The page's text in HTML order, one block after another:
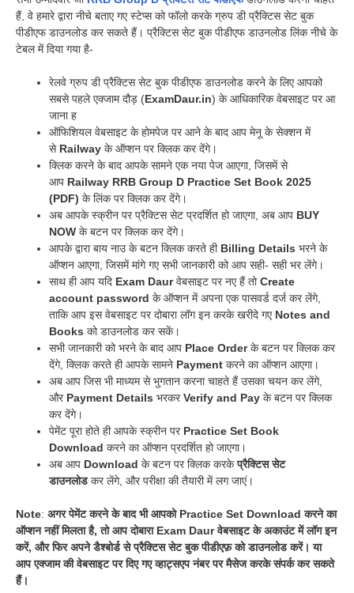
हैं, वे हमारे द्वारा नीचे बताए गए स्टेप्स को फॉलो करके ग्रुप डी प्रैक्टिस सेट बुक
पीडीएफ डाउनलोड कर सकते हैं। प्रैक्टिस सेट बुक पीडीएफ डाउनलोड लिंक नीचे के
टेबल में दिया गया है-
रेलवे ग्रुप डी प्रैक्टिस सेट बुक पीडीएफ डाउनलोड करने के लिए आपको
सबसे पहले एक्जाम दौड़ (ExamDaur.in) के आधिकारिक वेबसाइट पर आ
जाना ह
ऑफिशियल वेबसाइट के होमपेज पर आने के बाद आप मेनू के सेक्शन में
से Railway के ऑप्शन पर क्लिक कर देंगे।
क्लिक करने के बाद आपके सामने एक नया पेज आएगा, जिसमें से
आप Railway RRB Group D Practice Set Book 2025
(PDF) के लिंक पर क्लिक कर देंगे।
अब आपके स्क्रीन पर प्रैक्टिस सेट प्रदर्शित हो जाएगा, अब आप BUY
NOW के बटन पर क्लिक कर देंगे।
आपके द्वारा बाय नाउ के बटन क्लिक करते हीBilling Details भरने के
ऑप्शन आएगा, जिसमें मांगे गए सभी जानकारी को आप सही- सही भर लेंगे।
साथ ही आप यदि Exam Daurवेबसाइट पर नए हैं तोCreate
account password के ऑप्शन में अपना एक पासवर्ड दर्ज कर लेंगे,
ताकि आप इस वेबसाइट पर दोबारा लॉग इन करके खरीदे गए Notes and
Books को डाउनलोड कर सकें।
सभी जानकारी को भरने के बाद आप Place Orderके बटन पर क्लिक कर
देंगे, क्लिक करते ही आपके सामने Payment करने का ऑप्शन आएगा।
अब आप जिस भी माध्यम से भुगतान करना चाहते हैं उसका चयन कर लेंगे,
औरPayment Details भरकरVerify and Pay के बटन पर क्लिक
कर देंगे।
पेमेंट पूरा होते ही आपके स्क्रीन परPractice Set Book
Download करने का ऑप्शन प्रदर्शित हो जाएगा।
अब आप Download के बटन पर क्लिक करकेप्रैक्टिस सेट
डाउनलोडकर लेंगे, और परीक्षा की तैयारी में लग जाएं।
Note: अगर पेमेंट करने के बाद भी आपको Practice Set Download करने का
ऑप्शन नहीं मिलता है, तो आप दोबारा Exam Daur वेबसाइट के अकाउंट में लॉग इन
करें, और फिर अपने डैश्बोर्ड से प्रैक्टिस सेट बुक पीडीएफ़ को डाउनलोड करें। या
आप एक्जाम की वेबसाइट पर दिए गए व्हाट्सएप नंबर पर मैसेज करके संपर्क कर सकते
हैं।